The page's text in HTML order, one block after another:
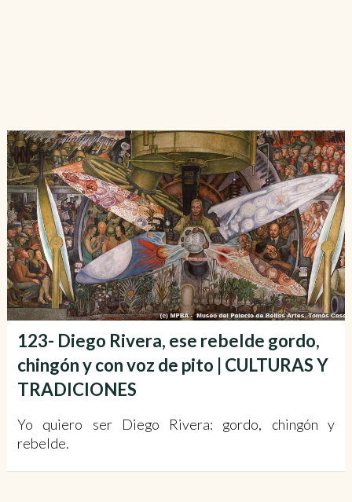
123- Diego Rivera, ese rebelde gordo,
chingón y con voz de pito | CULTURAS Y
TRADICIONES
Yo quiero ser Diego Rivera: gordo, chingón y
rebelde.